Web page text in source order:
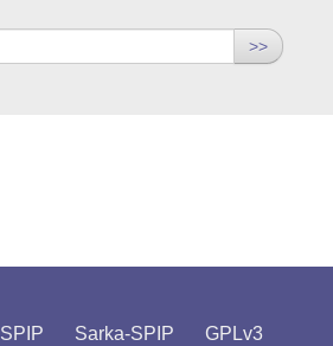
>>
SPIP Sarka-SPIP GPLv3